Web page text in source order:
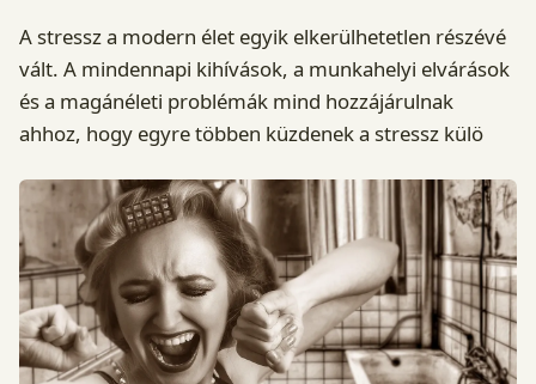
A stressz a modern élet egyik elkerülhetetlen részévé
vált. A mindennapi kihívások, a munkahelyi elvárások
és a magánéleti problémák mind hozzájárulnak
ahhoz, hogy egyre többen küzdenek a stressz külö